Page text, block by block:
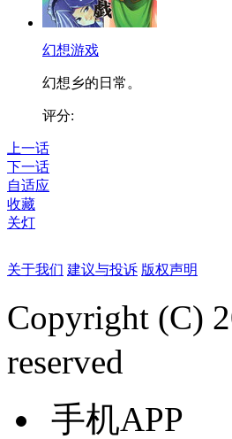
幻想游戏
幻想乡的日常。
评分:
上一话
下一话
自适应
收藏
关灯
关于我们 建议与投诉 版权声明
Copyright (C)
reserved
手机APP